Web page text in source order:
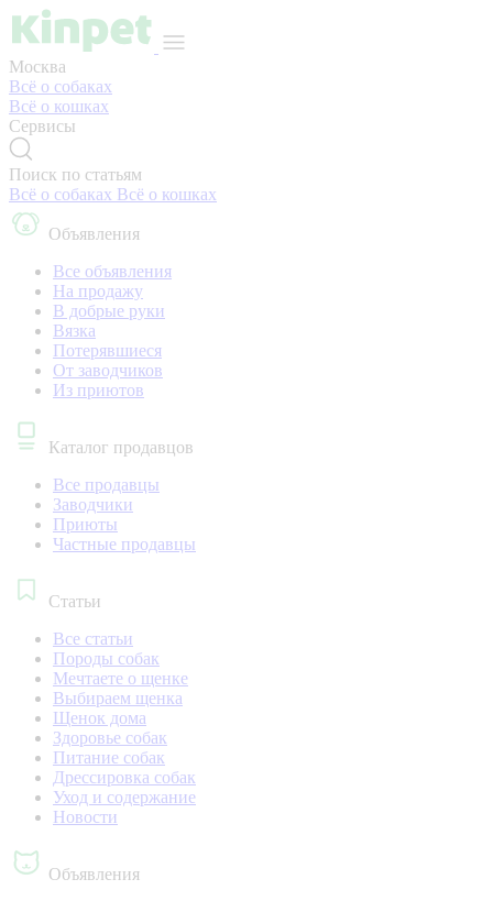
Москва
Всё о собаках
Всё о кошках
Сервисы
Поиск по статьям
Всё о собаках Всё о кошках
Объявления
Все объявления
На продажу
В добрые руки
Вязка
Потерявшиеся
От заводчиков
Из приютов
Каталог продавцов
Все продавцы
Заводчики
Приюты
Частные продавцы
Статьи
Все статьи
Породы собак
Мечтаете о щенке
Выбираем щенка
Щенок дома
Здоровье собак
Питание собак
Дрессировка собак
Уход и содержание
Новости
Объявления